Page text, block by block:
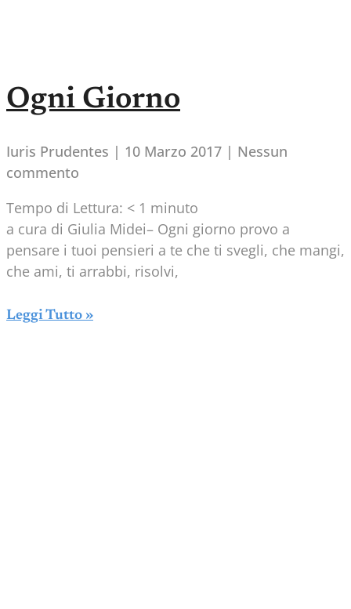
Ogni Giorno
Iuris Prudentes 10 Marzo 2017
Nessun
commento
Tempo di Lettura: < 1 minuto
a cura di Giulia Midei– Ogni giorno provo a
pensare i tuoi pensieri a te che ti svegli, che mangi,
che ami, ti arrabbi, risolvi,
Leggi Tutto »